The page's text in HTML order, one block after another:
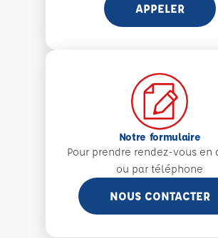
APPELER
Notre formulaire
Pour prendre rendez-vous en
ou par téléphone
NOUS CONTACTER